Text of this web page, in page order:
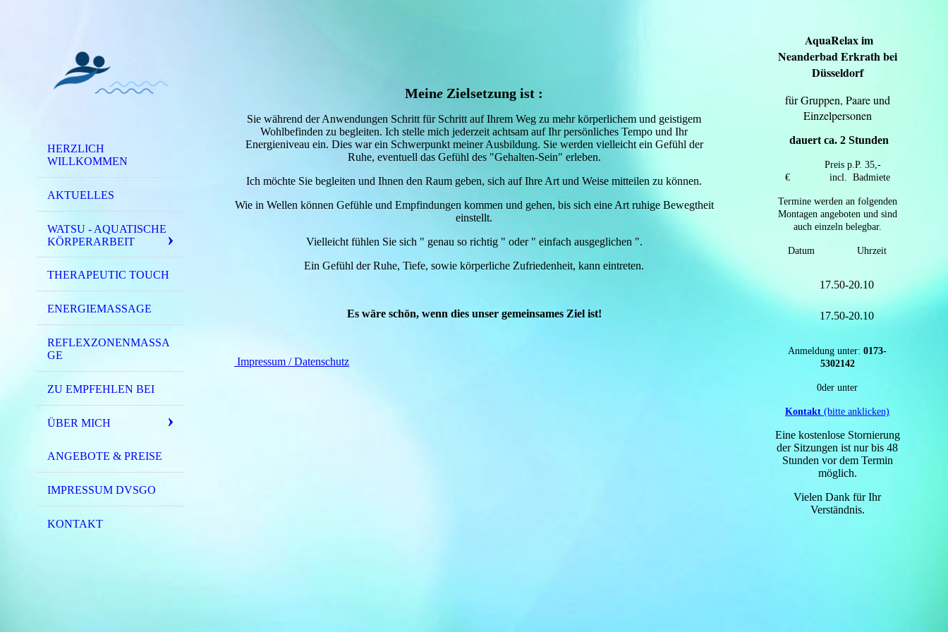
HERZLICH
WILLKOMMEN
AKTUELLES
WATSU - AQUATISCHE
KÖRPERARBEIT
THERAPEUTIC TOUCH
ENERGIEMASSAGE
REFLEXZONENMASSA
GE
ZU EMPFEHLEN BEI
ÜBER MICH
ANGEBOTE & PREISE
IMPRESSUM DVSGO
KONTAKT
Meine Zielsetzung ist :
Sie während der Anwendungen Schritt für Schritt auf Ihrem Weg zu mehr körperlichem und geistigem
Wohlbefinden zu begleiten. Ich stelle mich jederzeit achtsam auf Ihr persönliches Tempo und Ihr
Energieniveau ein. Dies war ein Schwerpunkt meiner Ausbildung. Sie werden vielleicht ein Gefühl der
Ruhe, eventuell das Gefühl des "Gehalten-Sein" erleben.
Ich möchte Sie begleiten und Ihnen den Raum geben, sich auf Ihre Art und Weise mitteilen zu können.
Wie in Wellen können Gefühle und Empfindungen kommen und gehen, bis sich eine Art ruhige Bewegtheit
einstellt.
Vielleicht fühlen Sie sich " genau so richtig " oder " einfach ausgeglichen ".
Ein Gefühl der Ruhe, Tiefe, sowie körperliche Zufriedenheit, kann eintreten.
Es wäre schön, wenn dies unser gemeinsames Ziel ist!
Impressum / Datenschutz
AquaRelaxim
Neanderbad Erkrath bei
Düsseldorf
für Gruppen, Paare und
Einzelpersonen
dauert ca. 2 Stunden
Preis p.P. 35,-
€ incl. Badmiete
Termine werden an folgenden
Montagen angeboten und sind
auch einzeln belegbar.
Datum Uhrzeit
17.50-20.10
17.50-20.10
Anmeldung unter: 0173-
5302142
0der unter
Kontakt (bitte anklicken)
Eine kostenlose Stornierung
der Sitzungen ist nur bis 48
Stunden vor dem Termin
möglich.
Vielen Dank für Ihr
Verständnis.